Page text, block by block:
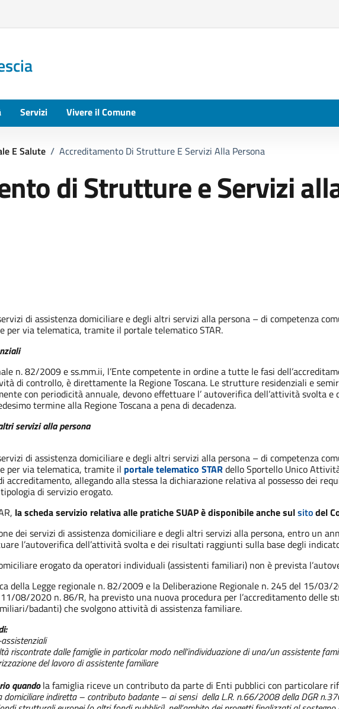
Servizi Vivere il Comune
E Salute / Accreditamento Di Strutture E Servizi Alla Persona
di Strutture e Servizi
di assistenza domiciliare e degli altri servizi alla persona – di competenza
per via telematica, tramite il portale telematico STAR.
n. 82/2009 e ss.mm.ii, l’Ente competente in ordine a tutte le fasi
di controllo, è direttamente la Regione Toscana. Le strutture residenziali e
con periodicità annuale, devono effettuare l’ autoverifica dell’attività svolta
termine alla Regione Toscana a pena di decadenza.
servizi alla persona
di assistenza domiciliare e degli altri servizi alla persona – di competenza
per via telematica, tramite il portale telematico STARdello Sportello Unico
accreditamento, allegando alla stessa la dichiarazione relativa al possesso dei
di servizio erogato.
la scheda servizio relativa alle pratiche SUAP è disponibile anche sulsitodel
dei servizi di assistenza domiciliare e degli altri servizi alla persona, entro un
l’autoverifica dell’attività svolta e dei risultati raggiunti sulla base degli
erogato da operatori individuali (assistenti familiari) non è prevista
della Legge regionale n. 82/2009 e la Deliberazione Regionale n. 245 del 15/
08/2020 n. 86/R, ha previsto una nuova procedura per l’accreditamento delle
badanti) che svolgono attività di assistenza familiare.
riscontrate dalle famiglie in particolar modo nell’individuazione di una/un assistente
del lavoro di assistente familiare
quandola famiglia riceve un contributo da parte di Enti pubblici con particolare
domiciliare indiretta – contributo badante – ai sensi della L.R. n.66/2008 della DGR